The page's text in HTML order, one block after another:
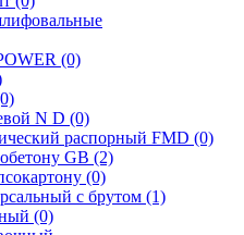
(0)
N D (0)
распорный FMD (0)
GB (2)
(0)
с брутом (1)
(0)